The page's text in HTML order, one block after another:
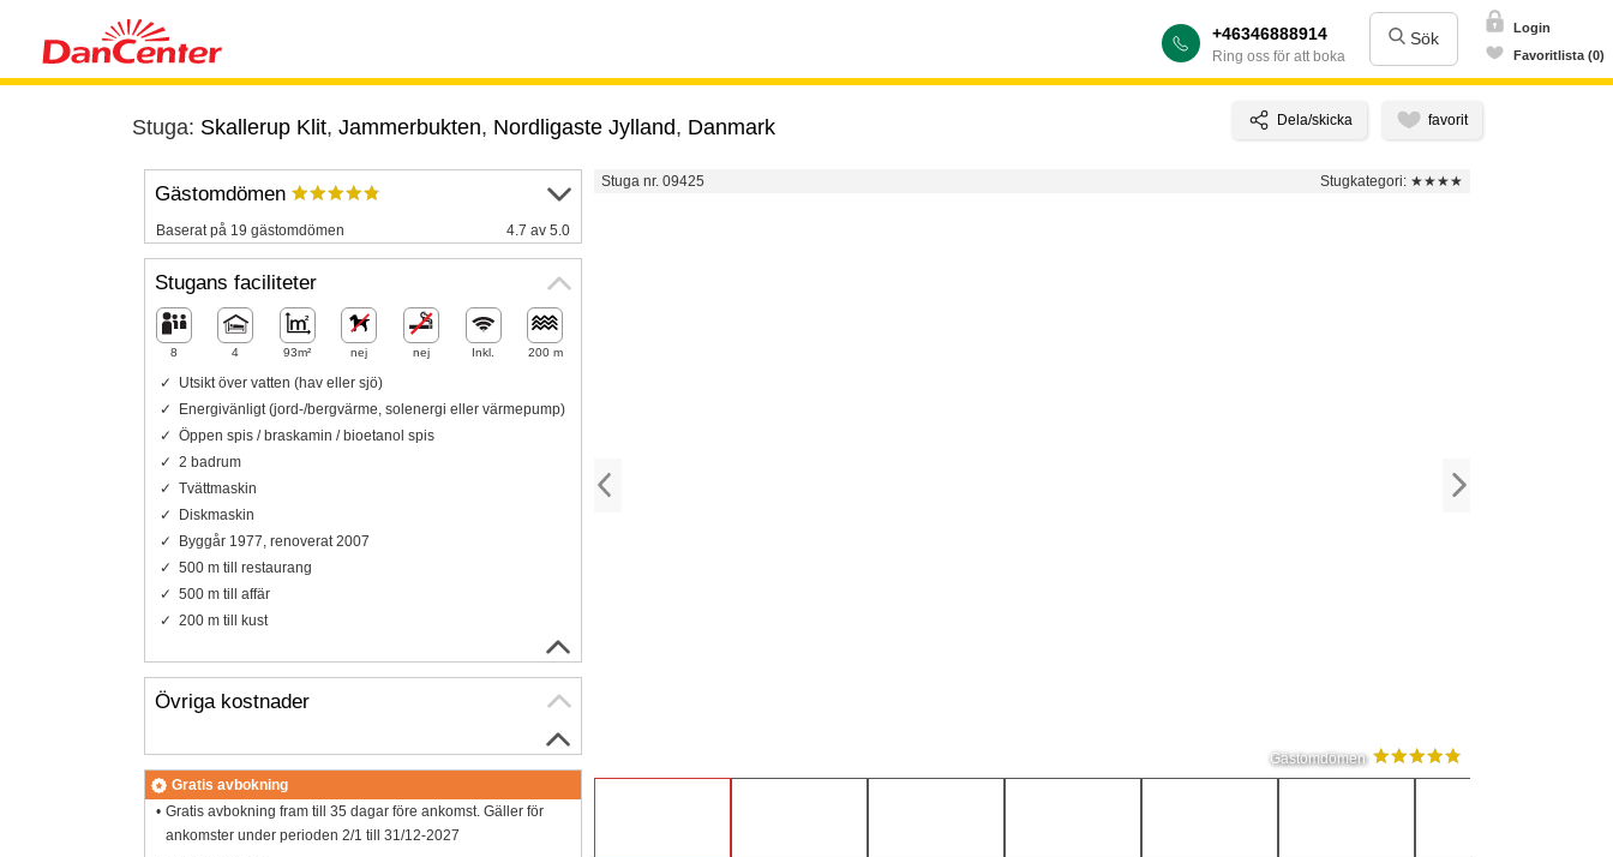
+46346888914
Ring oss för att boka
Sök
Login
Favoritlista (0)
Stuga: Skallerup Klit, Jammerbukten, Nordligaste Jylland, Danmark
Stuga nr. 09425 Stugkategori: ★★★★
Gästomdömen
Gästomdömen
Baserat på 19 gästomdömen 4.7 av 5.0
Stugans faciliteter
8 4 93m² nej nej Inkl. 200 m
Utsikt över vatten (hav eller sjö)
Energivänligt (jord-/bergvärme, solenergi eller värmepump)
Öppen spis / braskamin / bioetanol spis
2 badrum
Tvättmaskin
Diskmaskin
Byggår 1977, renoverat 2007
500 m till restaurang
500 m till affär
200 m till kust
Övriga kostnader
Gratis avbokning
Gratis avbokning fram till 35 dagar före ankomst. Gäller för
ankomster under perioden 2/1 till 31/12-2027